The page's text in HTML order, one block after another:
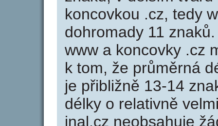
koncovkou .cz, tedy
dohromady 11
www a koncovky .cz
k tom, že průměrná
je přibližně 13-14
délky o relativně
inal.cz neobsahuje